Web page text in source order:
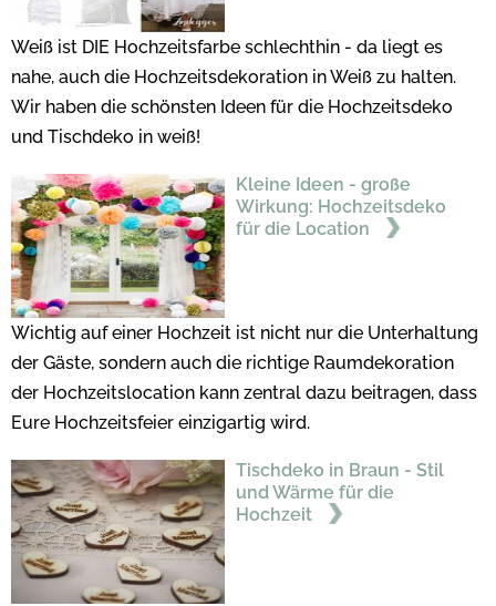
Weiß ist DIE Hochzeitsfarbe schlechthin - da liegt es
nahe, auch die Hochzeitsdekoration in Weiß zu halten.
Wir haben die schönsten Ideen für die Hochzeitsdeko
und Tischdeko in weiß!
Kleine Ideen - große
Wirkung: Hochzeitsdeko
für die Location
Wichtig auf einer Hochzeit ist nicht nur die Unterhaltung
der Gäste, sondern auch die richtige Raumdekoration
der Hochzeitslocation kann zentral dazu beitragen, dass
Eure Hochzeitsfeier einzigartig wird.
Tischdeko in Braun - Stil
und Wärme für die
Hochzeit